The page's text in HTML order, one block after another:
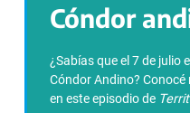
Cóndor
¿Sabías que el 7 de julio
Cóndor Andino? Conocé
en este episodio de